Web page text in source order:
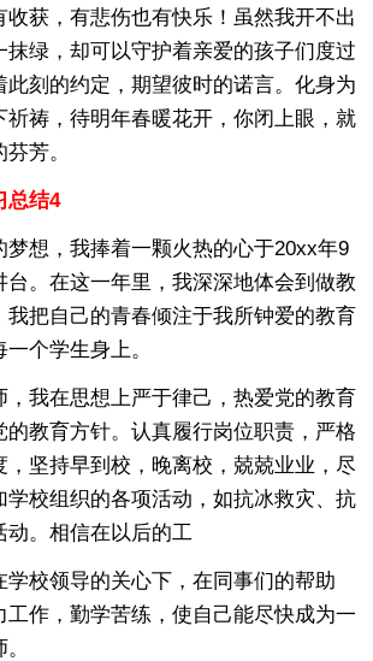
收获，有悲伤也有快乐！虽然我开不出
抹绿，却可以守护着亲爱的孩子们度过
此刻的约定，期望彼时的诺言。化身为
祈祷，待明年春暖花开，你闭上眼，就
芳。
结4
想，我捧着一颗火热的心于20xx年9
台。在这一年里，我深深地体会到做教
我把自己的青春倾注于我所钟爱的教育
个学生身上。
我在思想上严于律己，热爱党的教育
的教育方针。认真履行岗位职责，严格
，坚持早到校，晚离校，兢兢业业，尽
学校组织的各项活动，如抗冰救灾、抗
动。相信在以后的工
校领导的关心下，在同事们的帮助
工作，勤学苦练，使自己能尽快成为一